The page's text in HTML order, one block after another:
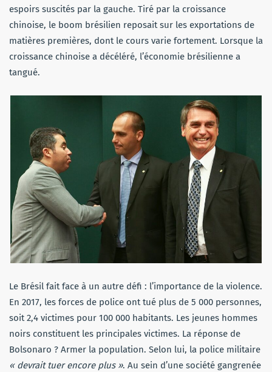
espoirs suscités par la gauche. Tiré par la croissance
chinoise, le boom brésilien reposait sur les exportations de
matières premières, dont le cours varie fortement. Lorsque la
croissance chinoise a décéléré, l’économie brésilienne a
tangué.
Le Brésil fait face à un autre défi : l’importance de la violence.
En 2017, les forces de police ont tué plus de 5 000 personnes,
soit 2,4 victimes pour 100 000 habitants. Les jeunes hommes
noirs constituent les principales victimes. La réponse de
Bolsonaro ? Armer la population. Selon lui, la police militaire
« devrait tuer encore plus ». Au sein d’une société gangrenée